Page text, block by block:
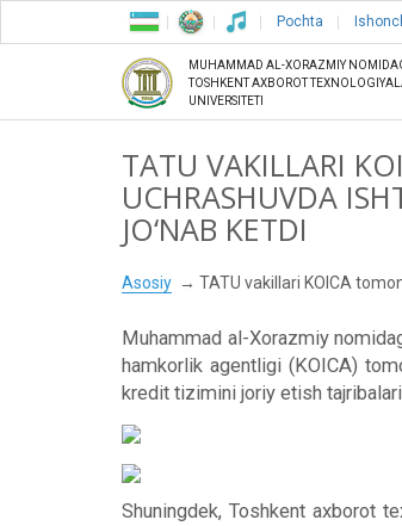
Pochta
MUHAMMAD AL-XORAZMIY
TOSHKENT AXBOROT
UNIVERSITETI
TATU VAKILLARI
UCHRASHUVDA
JO‘NAB KETDI
Asosiy TATU vakillari KOICA
Muhammad al-Xorazmiy
hamkorlik agentligi (KOICA)
kredit tizimini joriy etish
Shuningdek, Toshkent axborot